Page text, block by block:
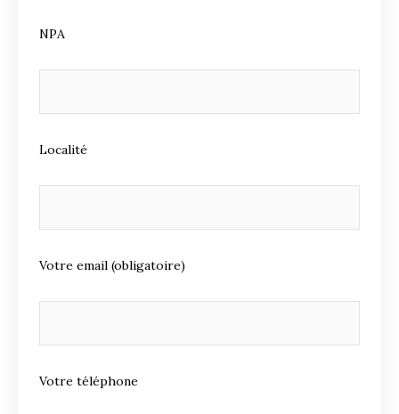
NPA
Localité
Votre email (obligatoire)
Votre téléphone